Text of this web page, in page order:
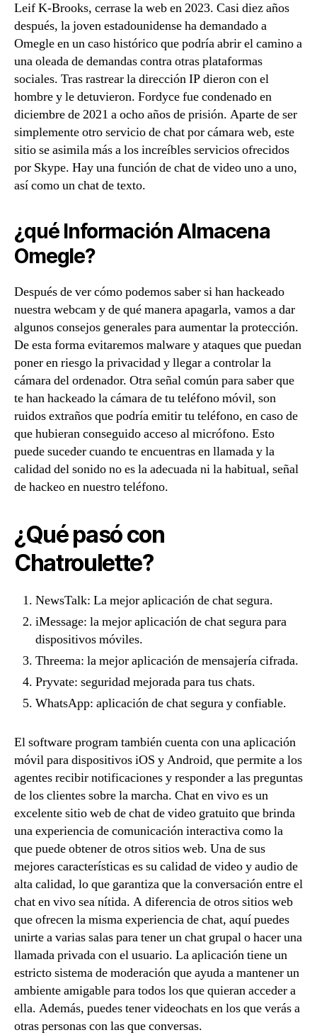
Leif K-Brooks, cerrase la web en 2023. Casi diez años
después, la joven estadounidense ha demandado a
Omegle en un caso histórico que podría abrir el camino a
una oleada de demandas contra otras plataformas
sociales. Tras rastrear la dirección IP dieron con el
hombre y le detuvieron. Fordyce fue condenado en
diciembre de 2021 a ocho años de prisión. Aparte de ser
simplemente otro servicio de chat por cámara web, este
sitio se asimila más a los increíbles servicios ofrecidos
por Skype. Hay una función de chat de video uno a uno,
así como un chat de texto.
¿qué Información Almacena
Omegle?
Después de ver cómo podemos saber si han hackeado
nuestra webcam y de qué manera apagarla, vamos a dar
algunos consejos generales para aumentar la protección.
De esta forma evitaremos malware y ataques que puedan
poner en riesgo la privacidad y llegar a controlar la
cámara del ordenador. Otra señal común para saber que
te han hackeado la cámara de tu teléfono móvil, son
ruidos extraños que podría emitir tu teléfono, en caso de
que hubieran conseguido acceso al micrófono. Esto
puede suceder cuando te encuentras en llamada y la
calidad del sonido no es la adecuada ni la habitual, señal
de hackeo en nuestro teléfono.
¿Qué pasó con
Chatroulette?
NewsTalk: La mejor aplicación de chat segura.
iMessage: la mejor aplicación de chat segura para
dispositivos móviles.
Threema: la mejor aplicación de mensajería cifrada.
Pryvate: seguridad mejorada para tus chats.
WhatsApp: aplicación de chat segura y confiable.
El software program también cuenta con una aplicación
móvil para dispositivos iOS y Android, que permite a los
agentes recibir notificaciones y responder a las preguntas
de los clientes sobre la marcha. Chat en vivo es un
excelente sitio web de chat de video gratuito que brinda
una experiencia de comunicación interactiva como la
que puede obtener de otros sitios web. Una de sus
mejores características es su calidad de video y audio de
alta calidad, lo que garantiza que la conversación entre el
chat en vivo sea nítida. A diferencia de otros sitios web
que ofrecen la misma experiencia de chat, aquí puedes
unirte a varias salas para tener un chat grupal o hacer una
llamada privada con el usuario. La aplicación tiene un
estricto sistema de moderación que ayuda a mantener un
ambiente amigable para todos los que quieran acceder a
ella. Además, puedes tener videochats en los que verás a
otras personas con las que conversas.